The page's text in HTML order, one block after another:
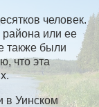
человек.
района или ее
также были
что эта
в Уинском